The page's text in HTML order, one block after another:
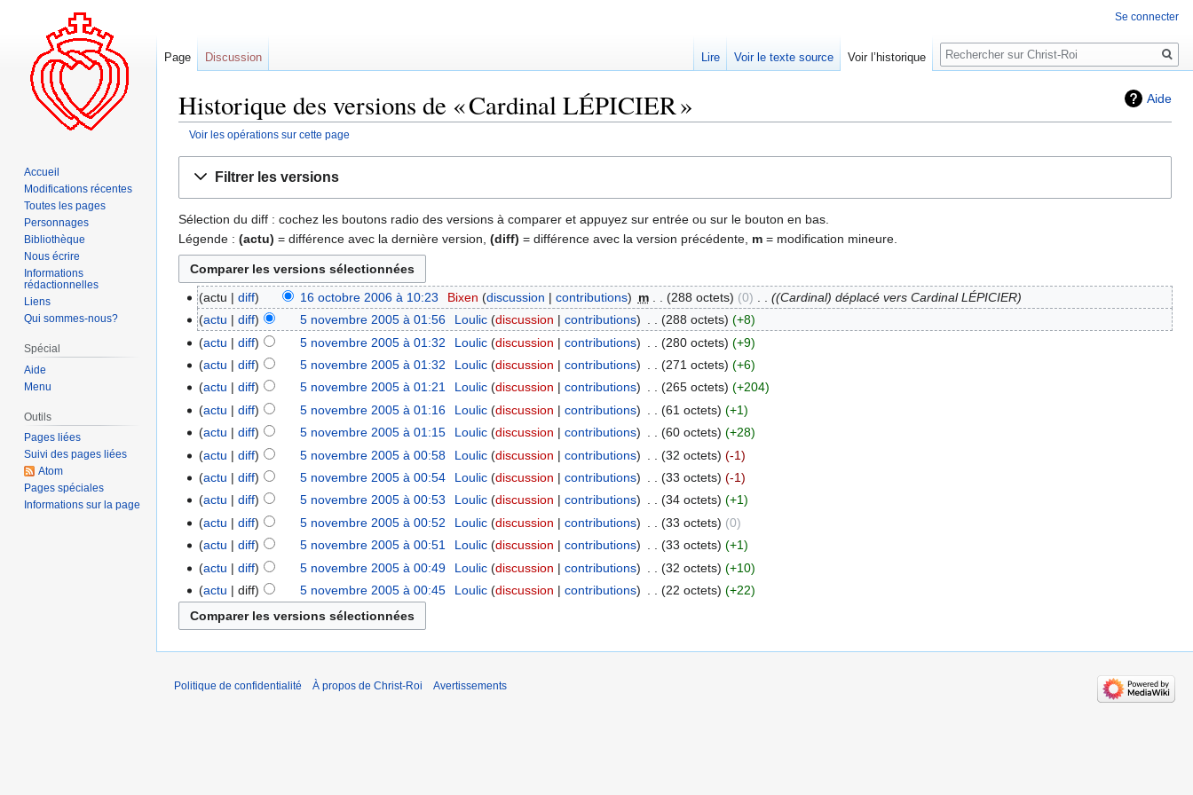
Aide
Historique des versions de « Cardinal LÉPICIER »
Voir les opérations sur cette page
navigation
recherche
Filtrer les versions
Sélection du diff : cochez les boutons radio des versions à comparer et appuyez sur entrée ou sur le bouton en bas.
Légende : (actu) = différence avec la dernière version, (diff) = différence avec la version précédente, m = modification mineure.
actu diff 16 octobre 2006 à 10:23 Bixen discussion contributions m 288 octets 0
(Cardinal) déplacé vers Cardinal LÉPICIER
actu
diff 5 novembre 2005 à 01:56 Loulic discussion contributions 288 octets
+8
actu
diff 5 novembre 2005 à 01:32 Loulic discussion contributions 280 octets
+9
actu
diff 5 novembre 2005 à 01:32 Loulic discussion contributions 271 octets
+6
actu
diff 5 novembre 2005 à 01:21 Loulic discussion contributions 265 octets
+204
actu
diff 5 novembre 2005 à 01:16 Loulic discussion contributions 61 octets
+1
actu
diff 5 novembre 2005 à 01:15 Loulic discussion contributions 60 octets
+28
actu
diff 5 novembre 2005 à 00:58 Loulic discussion contributions 32 octets
-1
actu
diff 5 novembre 2005 à 00:54 Loulic discussion contributions 33 octets
-1
actu
diff 5 novembre 2005 à 00:53 Loulic discussion contributions 34 octets
+1
actu
diff 5 novembre 2005 à 00:52 Loulic discussion contributions 33 octets
0
actu
diff 5 novembre 2005 à 00:51 Loulic discussion contributions 33 octets
+1
actu
diff 5 novembre 2005 à 00:49 Loulic discussion contributions 32 octets
+10
actu
diff 5 novembre 2005 à 00:45 Loulic discussion contributions 22 octets +22
Se connecter
Page Discussion Lire Voir le texte source Voir l’historique
Rechercher
Accueil
Modifications récentes
Toutes les pages
Personnages
Bibliothèque
Nous écrire
Informations
rédactionnelles
Liens
Qui sommes-nous?
Spécial
Aide
Menu
Outils
Pages liées
Suivi des pages liées
Atom
Pages spéciales
Informations sur la page
Politique de confidentialité À propos de Christ-Roi Avertissements